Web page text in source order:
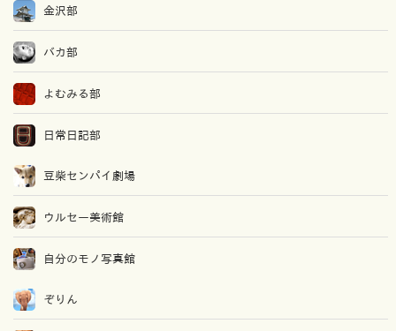
金沢部
バカ部
よむみる部
日常日記部
豆柴センパイ劇場
ウルセー美術館
自分のモノ写真館
ぞりん